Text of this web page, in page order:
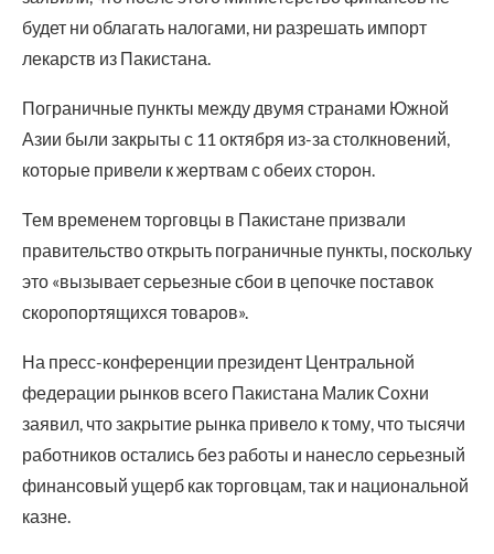
будет ни облагать налогами, ни разрешать импорт
лекарств из Пакистана.
Пограничные пункты между двумя странами Южной
Азии были закрыты с 11 октября из-за столкновений,
которые привели к жертвам с обеих сторон.
Тем временем торговцы в Пакистане призвали
правительство открыть пограничные пункты, поскольку
это «вызывает серьезные сбои в цепочке поставок
скоропортящихся товаров».
На пресс-конференции президент Центральной
федерации рынков всего Пакистана Малик Сохни
заявил, что закрытие рынка привело к тому, что тысячи
работников остались без работы и нанесло серьезный
финансовый ущерб как торговцам, так и национальной
казне.